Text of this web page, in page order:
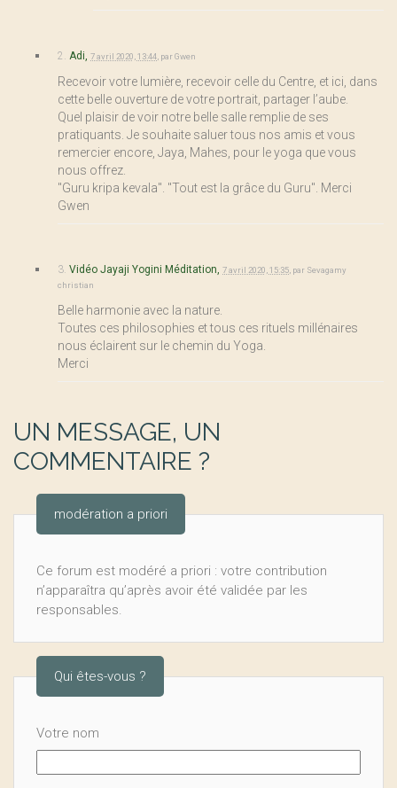
2. Adi, 7 avril 2020, 13:44 parGwen
Recevoir votre lumière, recevoir celle du Centre, et ici, dans
cette belle ouverture de votre portrait, partager l’aube.
Quel plaisir de voir notre belle salle remplie de ses
pratiquants. Je souhaite saluer tous nos amis et vous
remercier encore, Jaya, Mahes, pour le yoga que vous
nous offrez.
"Guru kripa kevala". "Tout est la grâce du Guru". Merci
Gwen
3. Vidéo Jayaji Yogini Méditation, 7 avril 2020, 15:35 par Sevagamy
christian
Belle harmonie avec la nature.
Toutes ces philosophies et tous ces rituels millénaires
nous éclairent sur le chemin du Yoga.
Merci
UN MESSAGE, UN
COMMENTAIRE ?
modération a priori
Ce forum est modéré a priori : votre contribution
n’apparaîtra qu’après avoir été validée par les
responsables.
Qui êtes-vous ?
Votre nom